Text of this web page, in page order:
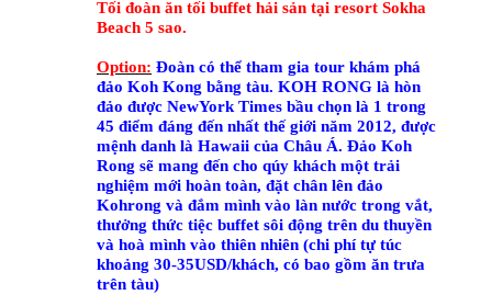
Tối đoàn ăn tối buffet hải sản tại resort Sokha
Beach 5 sao.
Option: Đoàn có thể tham gia tour khám phá
đảo Koh Kong bằng tàu. KOH RONG là hòn
đảo được NewYork Times bầu chọn là 1 trong
45 điểm đáng đến nhất thế giới năm 2012, được
mệnh danh là Hawaii của Châu Á. Đảo Koh
Rong sẽ mang đến cho qúy khách một trải
nghiệm mới hoàn toàn, đặt chân lên đảo
Kohrong và đắm mình vào làn nước trong vắt,
thưởng thức tiệc buffet sôi động trên du thuyền
và hoà mình vào thiên nhiên (chi phí tự túc
khoảng 30-35USD/khách, có bao gồm ăn trưa
trên tàu)